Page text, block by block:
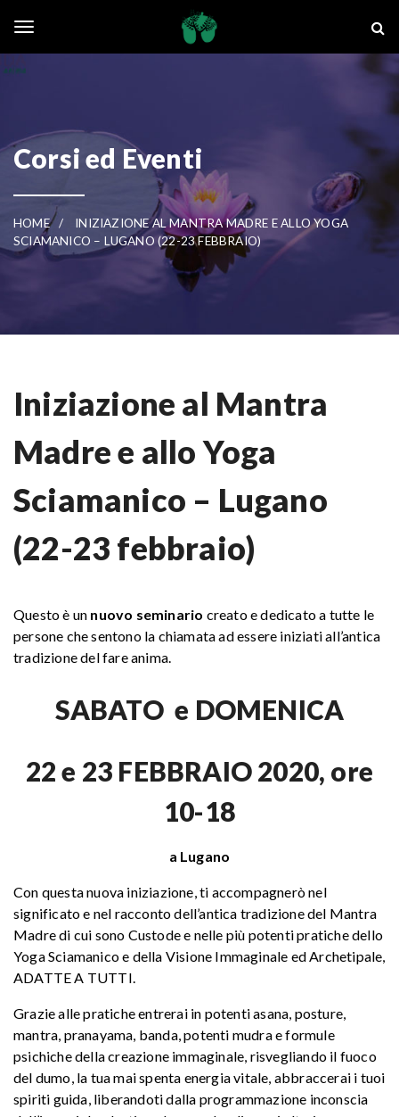
Corsi ed Eventi
HOME
INIZIAZIONE AL MANTRA MADRE E ALLO YOGA
SCIAMANICO – LUGANO (22-23 FEBBRAIO)
Iniziazione al Mantra
Madre e allo Yoga
Sciamanico – Lugano
(22-23 febbraio)
Questo è un nuovo seminario creato e dedicato a tutte le
persone che sentono la chiamata ad essere iniziati all’antica
tradizione del fare anima.
SABATO e DOMENICA
22 e 23 FEBBRAIO 2020, ore
10-18
a Lugano
Con questa nuova iniziazione, ti accompagnerò nel
significato e nel racconto dell’antica tradizione del Mantra
Madre di cui sono Custode e nelle più potenti pratiche dello
Yoga Sciamanico e della Visione Immaginale ed Archetipale,
ADATTE A TUTTI.
Grazie alle pratiche entrerai in potenti asana, posture,
mantra, pranayama, banda, potenti mudra e formule
psichiche della creazione immaginale, risvegliando il fuoco
del dumo, la tua mai spenta energia vitale, abbraccerai i tuoi
spiriti guida, liberandoti dalla programmazione inconscia